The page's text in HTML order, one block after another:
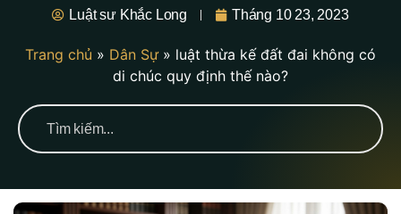
Luật sư Khắc Long Tháng 10 23, 2023
Trang chủ » Dân Sự» luật thừa kế đất đai không có
di chúc quy định thế nào?